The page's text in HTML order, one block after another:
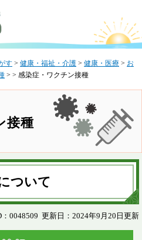
す > 健康・福祉・介護 > 健康・医療 > お
> > 感染症・ワクチン接種
接種
ついて
0048509 更新日：2024年9月20日更新